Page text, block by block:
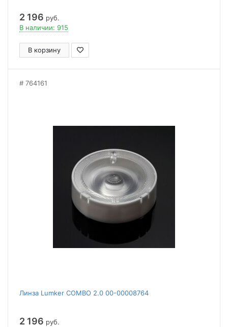
2 196 руб.
В наличии: 915
В корзину
764161
Линза Lumker COMBO 2.0 00-00008764
2 196 руб.